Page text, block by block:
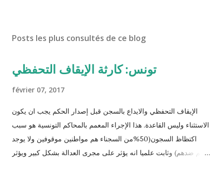
Posts les plus consultés de ce blog
تونس: كارثة الإيقاف التحفظي
février 07, 2017
الإيقاف التحفظي والايداع بالسجن قبل إصدار الحكم يجب ان يكون
الاستثناء وليس القاعدة. هذا الإجراء المعمم بالمحاكم التونسية هو سبب
اكتظاظ السجون(50%من السجناء هم مواطنين موقوفين ولا يوجد
حكم ضدهم) وثابت علميا انه يؤثر على مجرى العدالة بشكل كبير ويؤثر